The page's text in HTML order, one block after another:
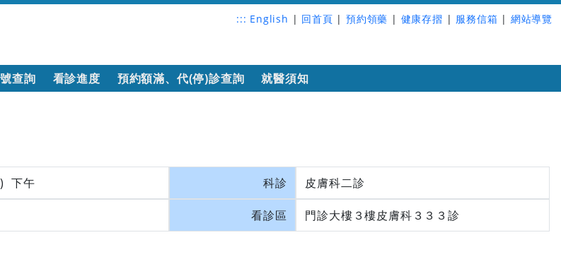
::: English | 回首頁 | 預約領藥 | 健康存摺 | 服務信箱 | 網站導覽
查詢 看診進度 預約額滿、代(停)診查詢 就醫須知
下午 科診 皮膚科二診
看診區 門診大樓３樓皮膚科３３３診